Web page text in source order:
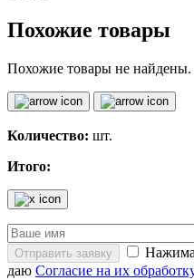
Похожие товары
Похожие товары не найдены.
Количество: шт.
Итого:
Отправить заявку
даю Согласие на их